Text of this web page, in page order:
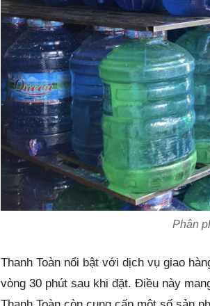
Phân
Thanh Toàn nổi bật với dịch vụ giao
vòng 30 phút sau khi đặt. Điều này